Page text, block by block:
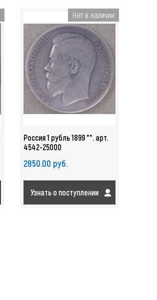
Нет в наличии
Россия 1 рубль 1899 **. арт.
4542-25000
2850.00 руб.
Узнать о поступлении